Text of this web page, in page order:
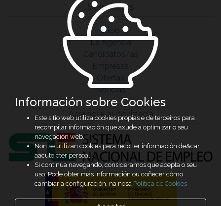
Secciones
Inicio
La Agencia
Candidatos/as
Empresas
Ofertas
Noticias
Agencia autorizada
Información sobre Cookies
Este sitio web utiliza cookies propias e de terceiros para
recompilar información que axude a optimizar o seu
navegación web.
Non se utilizan cookies para recoller información de&car
aacute;cter persoal.
Si continúa navegando, consideramos que acepta o seu
uso. Pode obter más información ou coñecer cómo
cambiar a configuración, na nosa Política de Cookies